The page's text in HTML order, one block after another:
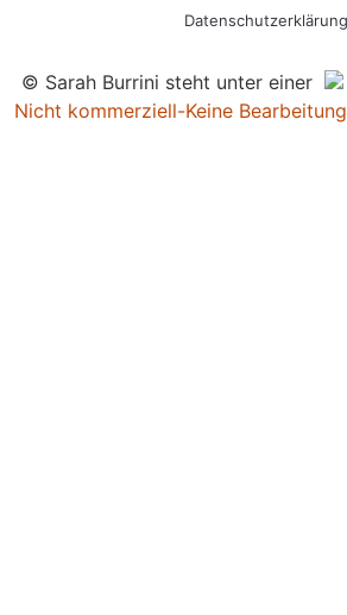
Datenschutzerklärung
© Sarah Burrini steht unter einer
Nicht kommerziell-Keine